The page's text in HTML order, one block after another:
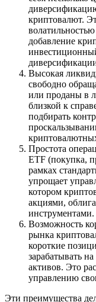
криптовалют.
добавление
Высокая
свободно
или проданы в
близкой к
подбирать
Простота
ETF (покупка,
рамках
упрощает
котором
акциями,
инструментами.
Возможность
рынка
короткие
зарабатывать
активов. Это
управлению
Эти преимущества